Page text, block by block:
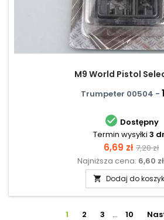
M9 World Pistol
Trumpeter 00504 -
 Dostępny
Termin wysyłki 3
Cena
6,69 zł Cena
7,20 zł
Najniższa cena: 6,60 zł
 Dodaj do
1 2 3 … 10